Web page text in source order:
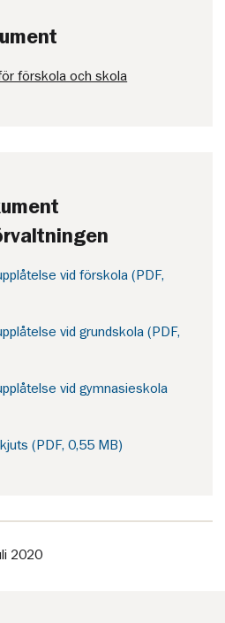
förskola och skola
vid förskola (PDF,
vid grundskola (PDF,
vid gymnasieskola
(PDF, 0,55 MB)
2020